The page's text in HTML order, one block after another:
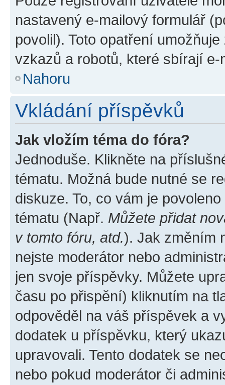
nastavený e-mailový formulář
povolil). Toto opatření
vzkazů a robotů, které sbírají e-
Nahoru
Vkládání příspěvků
Jak vložím téma do fóra?
Jednoduše. Klikněte na
tématu. Možná bude nutné se
diskuze. To, co vám je
tématu (Např. Můžete přidat
v tomto fóru, atd.). Jak změním
nejste moderátor nebo
jen svoje příspěvky. Můžete
času po přispění) kliknutím na
odpověděl na váš příspěvek a
dodatek u příspěvku, který
upravovali. Tento dodatek se
nebo pokud moderátor či